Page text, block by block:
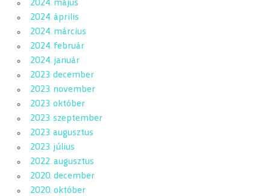
2024. május
2024. április
2024. március
2024. február
2024. január
2023. december
2023. november
2023. október
2023. szeptember
2023. augusztus
2023. július
2022. augusztus
2020. december
2020. október